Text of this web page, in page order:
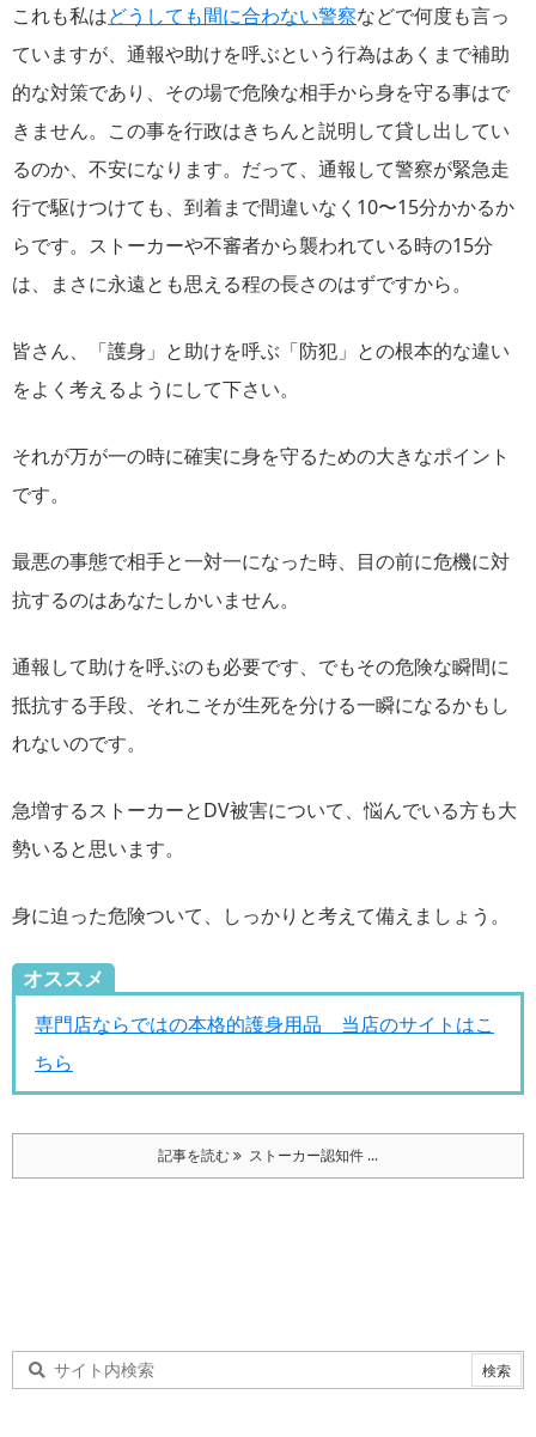
これも私はどうしても間に合わない警察などで何度も言っ
ていますが、通報や助けを呼ぶという行為はあくまで補助
的な対策であり、その場で危険な相手から身を守る事はで
きません。この事を行政はきちんと説明して貸し出してい
るのか、不安になります。だって、通報して警察が緊急走
行で駆けつけても、到着まで間違いなく10〜15分かかるか
らです。ストーカーや不審者から襲われている時の15分
は、まさに永遠とも思える程の長さのはずですから。
皆さん、「護身」と助けを呼ぶ「防犯」との根本的な違い
をよく考えるようにして下さい。
それが万が一の時に確実に身を守るための大きなポイント
です。
最悪の事態で相手と一対一になった時、目の前に危機に対
抗するのはあなたしかいません。
通報して助けを呼ぶのも必要です、でもその危険な瞬間に
抵抗する手段、それこそが生死を分ける一瞬になるかもし
れないのです。
急増するストーカーとDV被害について、悩んでいる方も大
勢いると思います。
身に迫った危険ついて、しっかりと考えて備えましょう。
オススメ
専門店ならではの本格的護身用品 当店のサイトはこ
ちら
記事を読む ストーカー認知件 ...